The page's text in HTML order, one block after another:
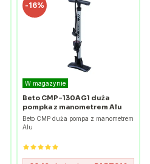
-16%
W magazynie
Beto CMP-130AG1 duża
pompka z manometrem Alu
Beto CMP duża pompa z manometrem
Alu